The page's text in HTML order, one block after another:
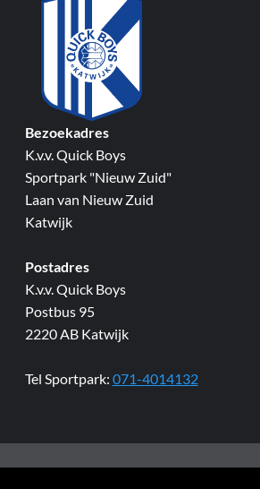
Bezoekadres
K.v.v. Quick Boys
Sportpark "Nieuw Zuid"
Laan van Nieuw Zuid
Katwijk
Postadres
K.v.v. Quick Boys
Postbus 95
2220 AB Katwijk
Tel Sportpark: 071-4014132